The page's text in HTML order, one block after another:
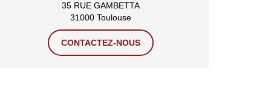
35 RUE GAMBETTA
31000 Toulouse
CONTACTEZ-NOUS